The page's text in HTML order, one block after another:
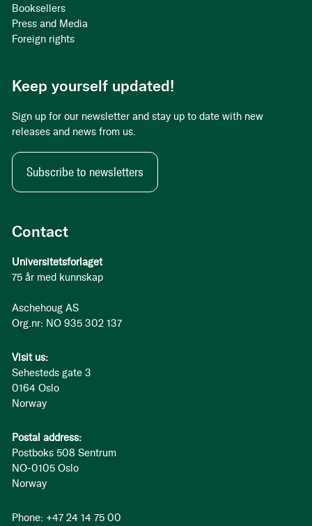
Contact
Universitetsforlaget
75 år med kunnskap
Aschehoug AS
Org.nr: NO 935 302 137
Visit us:
Sehesteds gate 3
0164 Oslo
Norway
Postal address:
Postboks 508 Sentrum
NO-0105 Oslo
Norway
Phone: +47 24 14 75 00
Booksellers
Press and Media
Foreign rights
Keep yourself updated!
Sign up for our newsletter and stay up to date with new
releases and news from us.
Subscribe to newsletters